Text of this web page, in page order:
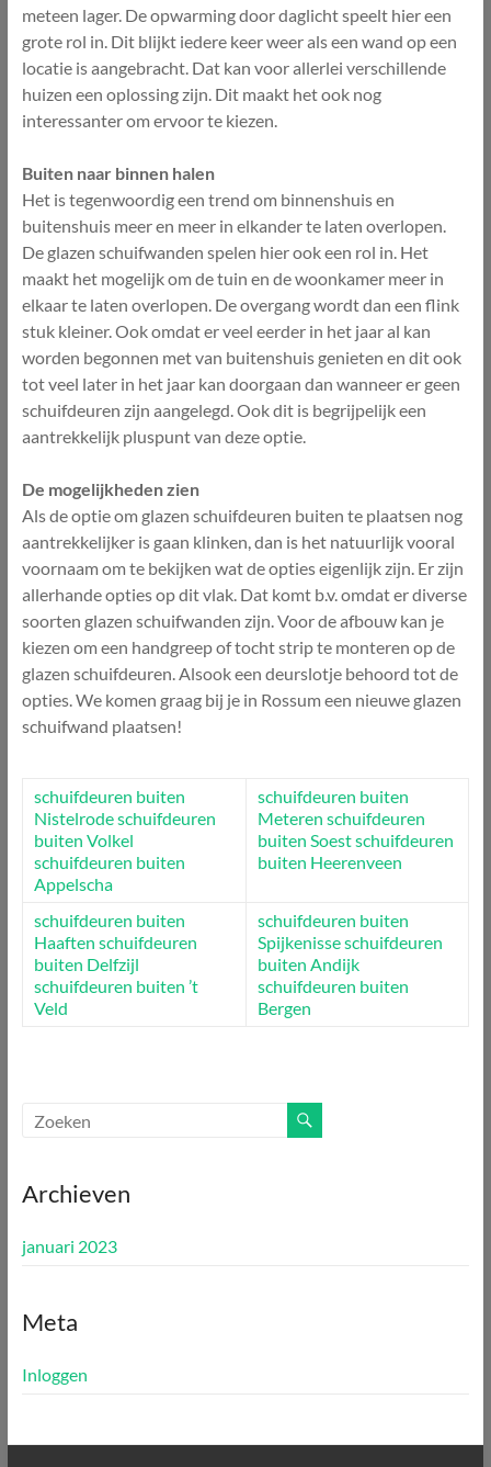
meteen lager. De opwarming door daglicht speelt hier een
grote rol in. Dit blijkt iedere keer weer als een wand op een
locatie is aangebracht. Dat kan voor allerlei verschillende
huizen een oplossing zijn. Dit maakt het ook nog
interessanter om ervoor te kiezen.
Buiten naar binnen halen
Het is tegenwoordig een trend om binnenshuis en
buitenshuis meer en meer in elkander te laten overlopen.
De glazen schuifwanden spelen hier ook een rol in. Het
maakt het mogelijk om de tuin en de woonkamer meer in
elkaar te laten overlopen. De overgang wordt dan een flink
stuk kleiner. Ook omdat er veel eerder in het jaar al kan
worden begonnen met van buitenshuis genieten en dit ook
tot veel later in het jaar kan doorgaan dan wanneer er geen
schuifdeuren zijn aangelegd. Ook dit is begrijpelijk een
aantrekkelijk pluspunt van deze optie.
De mogelijkheden zien
Als de optie om glazen schuifdeuren buiten te plaatsen nog
aantrekkelijker is gaan klinken, dan is het natuurlijk vooral
voornaam om te bekijken wat de opties eigenlijk zijn. Er zijn
allerhande opties op dit vlak. Dat komt b.v. omdat er diverse
soorten glazen schuifwanden zijn. Voor de afbouw kan je
kiezen om een handgreep of tocht strip te monteren op de
glazen schuifdeuren. Alsook een deurslotje behoord tot de
opties. We komen graag bij je in Rossum een nieuwe glazen
schuifwand plaatsen!
schuifdeuren buiten
Nistelrodeschuifdeuren
buiten Volkel
schuifdeuren buiten
Appelscha
schuifdeuren buiten
Meteren schuifdeuren
buiten Soestschuifdeuren
buiten Heerenveen
schuifdeuren buiten
Haaften schuifdeuren
buiten Delfzijl
schuifdeuren buiten ’t
Veld
schuifdeuren buiten
Spijkenisseschuifdeuren
buiten Andijk
schuifdeuren buiten
Bergen
Archieven
januari 2023
Meta
Inloggen